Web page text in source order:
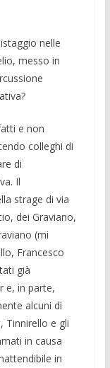
nelle
messo in
e non
colleghi di
di
Il
strage di via
dei Graviano,
(mi
Francesco
già
e, in parte,
alcuni di
Tinnirello e gli
in causa
in